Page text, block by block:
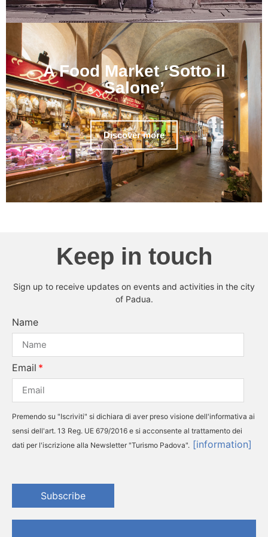
A Food Market ‘Sotto il
Salone’
Discover more
Keep in touch
Sign up to receive updates on events and activities in the city
of Padua.
Name
Email
Premendo su "Iscriviti" si dichiara di aver preso visione dell'informativa ai
sensi dell'art. 13 Reg. UE 679/2016 e si acconsente al trattamento dei
dati per l'iscrizione alla Newsletter "Turismo Padova". [information]
Subscribe